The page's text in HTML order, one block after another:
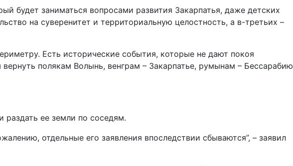
будет заниматься вопросами развития Закарпатья, даже детских
на суверенитет и территориальную целостность, а в-третьих –
Есть исторические события, которые не дают покоя
полякам Волынь, венграм – Закарпатье, румынам – Бессарабию
и раздать ее земли по соседям.
отдельные его заявления впоследствии сбываются”, – заявил